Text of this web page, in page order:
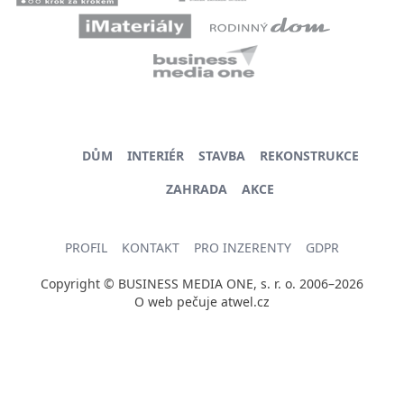
DŮM INTERIÉR STAVBA
REKONSTRUKCE
ZAHRADA
AKCE
PROFIL KONTAKT PRO INZERENTY GDPR
Copyright © BUSINESS MEDIA ONE, s. r. o. 2006–2026